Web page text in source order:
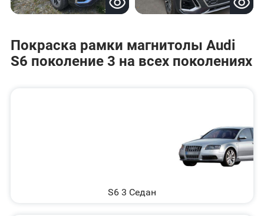
Покраска рамки магнитолы Audi
S6 поколение 3 на всех поколениях
S6 3 Седан